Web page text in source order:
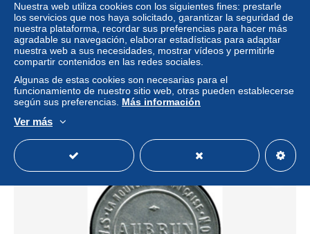
FRANCE Timbres Monnaie POC - 138, 10c. semeuse
rouge, pochette, étiquette bleue: "Au Printemps - Paris"
± 173,33 US$
Estatus
Nuevo
Nuestra web utiliza cookies con los siguientes fines: prestarle
los servicios que nos haya solicitado, garantizar la seguridad de
nuestra plataforma, recordar sus preferencias para hacer más
agradable su navegación, elaborar estadísticas para adaptar
nuestra web a sus necesidades, mostrar vídeos y permitirle
compartir contenidos en las redes sociales.
Algunas de estas cookies son necesarias para el
funcionamiento de nuestro sitio web, otras pueden establecerse
según sus preferencias. Más información
Ver más